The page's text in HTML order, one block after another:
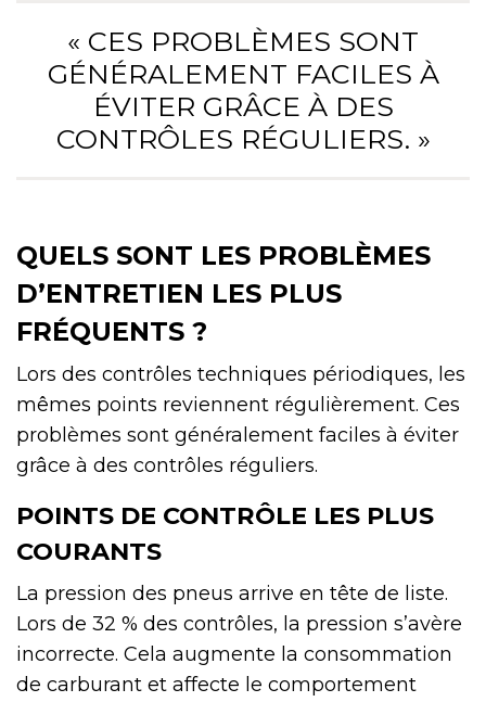
« CES PROBLÈMES SONT
GÉNÉRALEMENT FACILES À
ÉVITER GRÂCE À DES
CONTRÔLES RÉGULIERS. »
QUELS SONT LES PROBLÈMES
D’ENTRETIEN LES PLUS
FRÉQUENTS ?
Lors des contrôles techniques périodiques, les
mêmes points reviennent régulièrement. Ces
problèmes sont généralement faciles à éviter
grâce à des contrôles réguliers.
POINTS DE CONTRÔLE LES PLUS
COURANTS
La pression des pneus arrive en tête de liste.
Lors de 32 % des contrôles, la pression s’avère
incorrecte. Cela augmente la consommation
de carburant et affecte le comportement